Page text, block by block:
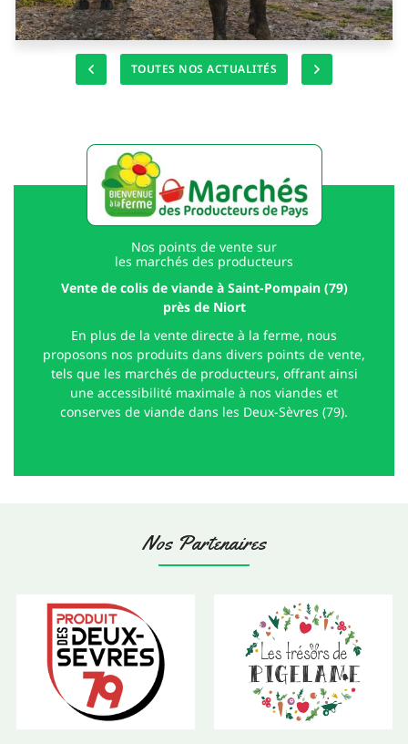
La Ferme des Alleuds 🐮 🐷 🐂
TOUTES NOS ACTUALITÉS
Nos points de vente sur
les marchés des producteurs
Vente de colis de viande à Saint-Pompain (79)
près de Niort
En plus de la vente directe à la ferme, nous
proposons nos produits dans divers points de vente,
tels que les marchés de producteurs, offrant ainsi
une accessibilité maximale à nos viandes et
conserves de viande dans les Deux-Sèvres (79).
Nos Partenaires